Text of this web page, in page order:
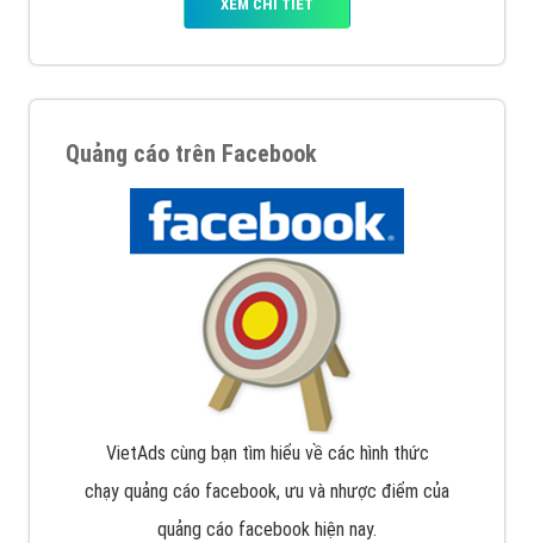
XEM CHI TIẾT
Quảng cáo trên Facebook
VietAds cùng bạn tìm hiểu về các hình thức
chạy quảng cáo facebook, ưu và nhược điểm của
quảng cáo facebook hiện nay.